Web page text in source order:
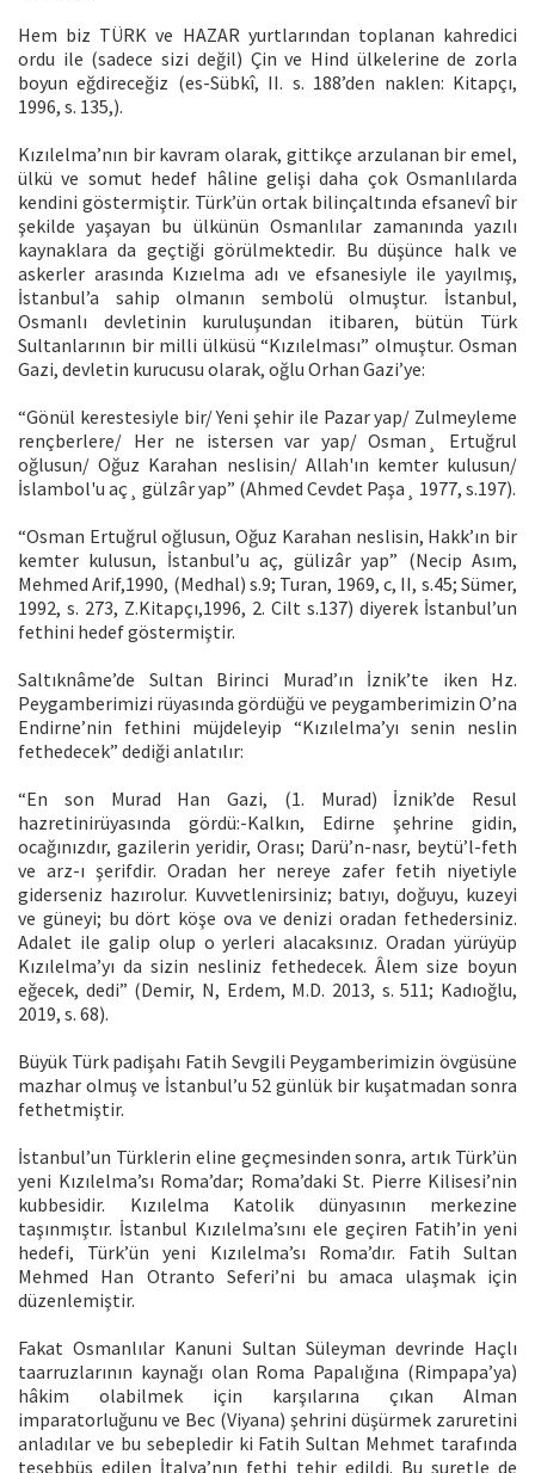
Hem biz TÜRK ve HAZAR yurtlarından toplanan kahredici
ordu ile (sadece sizi değil) Çin ve Hind ülkelerine de zorla
boyun eğdireceğiz (es-Sübkî, II. s. 188’den naklen: Kitapçı,
1996, s. 135,).
Kızılelma’nın bir kavram olarak, gittikçe arzulanan bir emel,
ülkü ve somut hedef hâline gelişi daha çok Osmanlılarda
kendini göstermiştir. Türk’ün ortak bilinçaltında efsanevî bir
şekilde yaşayan bu ülkünün Osmanlılar zamanında yazılı
kaynaklara da geçtiği görülmektedir. Bu düşünce halk ve
askerler arasında Kızıelma adı ve efsanesiyle ile yayılmış,
İstanbul’a sahip olmanın sembolü olmuştur. İstanbul,
Osmanlı devletinin kuruluşundan itibaren, bütün Türk
Sultanlarının bir milli ülküsü “Kızılelması” olmuştur. Osman
Gazi, devletin kurucusu olarak, oğlu Orhan Gazi’ye:
“Gönül kerestesiyle bir/ Yeni şehir ile Pazar yap/ Zulmeyleme
rençberlere/ Her ne istersen var yap/ Osman¸ Ertuğrul
oğlusun/ Oğuz Karahan neslisin/ Allah'ın kemter kulusun/
İslambol'u aç¸ gülzâr yap” (Ahmed Cevdet Paşa¸ 1977, s.197).
“Osman Ertuğrul oğlusun, Oğuz Karahan neslisin, Hakk’ın bir
kemter kulusun, İstanbul’u aç, gülizâr yap” (Necip Asım,
Mehmed Arif,1990, (Medhal) s.9; Turan, 1969, c, II, s.45; Sümer,
1992, s. 273, Z.Kitapçı,1996, 2. Cilt s.137) diyerek İstanbul’un
fethini hedef göstermiştir.
Saltıknâme’de Sultan Birinci Murad’ın İznik’te iken Hz.
Peygamberimizi rüyasında gördüğü ve peygamberimizin O’na
Endirne’nin fethini müjdeleyip “Kızılelma’yı senin neslin
fethedecek” dediği anlatılır:
“En son Murad Han Gazi, (1. Murad) İznik’de Resul
hazretinirüyasında gördü:-Kalkın, Edirne şehrine gidin,
ocağınızdır, gazilerin yeridir, Orası; Darü’n-nasr, beytü’l-feth
ve arz-ı şerifdir. Oradan her nereye zafer fetih niyetiyle
giderseniz hazırolur. Kuvvetlenirsiniz; batıyı, doğuyu, kuzeyi
ve güneyi; bu dört köşe ova ve denizi oradan fethedersiniz.
Adalet ile galip olup o yerleri alacaksınız. Oradan yürüyüp
Kızılelma’yı da sizin nesliniz fethedecek. Âlem size boyun
eğecek, dedi” (Demir, N, Erdem, M.D. 2013, s. 511; Kadıoğlu,
2019, s. 68).
Büyük Türk padişahı Fatih Sevgili Peygamberimizin övgüsüne
mazhar olmuş ve İstanbul’u 52 günlük bir kuşatmadan sonra
fethetmiştir.
İstanbul’un Türklerin eline geçmesinden sonra, artık Türk’ün
yeni Kızılelma’sı Roma’dar; Roma’daki St. Pierre Kilisesi’nin
kubbesidir. Kızılelma Katolik dünyasının merkezine
taşınmıştır. İstanbul Kızılelma’sını ele geçiren Fatih’in yeni
hedefi, Türk’ün yeni Kızılelma’sı Roma’dır. Fatih Sultan
Mehmed Han Otranto Seferi’ni bu amaca ulaşmak için
düzenlemiştir.
Fakat Osmanlılar Kanuni Sultan Süleyman devrinde Haçlı
taarruzlarının kaynağı olan Roma Papalığına (Rimpapa’ya)
hâkim olabilmek için karşılarına çıkan Alman
imparatorluğunu ve Bec (Viyana) şehrini düşürmek zaruretini
anladılar ve bu sebepledir ki Fatih Sultan Mehmet tarafında
teşebbüs edilen İtalya’nın fethi tehir edildi. Bu suretle de